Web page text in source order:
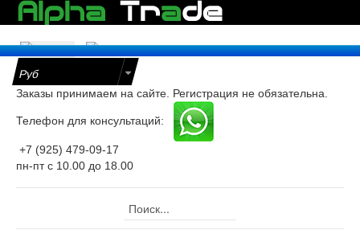
Заказы принимаем на сайте. Регистрация не обязательна.
Телефон для консультаций:
+7 (925) 479-09-17
пн-пт с 10.00 до 18.00
для